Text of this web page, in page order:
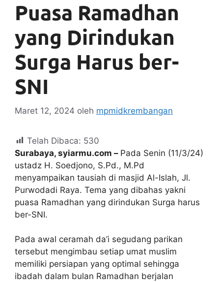
Puasa Ramadhan
yang Dirindukan
Surga Harus ber-
SNI
Maret 12, 2024 oleh mpmidkrembangan
Telah Dibaca: 530
Surabaya, syiarmu.com – Pada Senin (11/3/24)
ustadz H. Soedjono, S.Pd., M.Pd
menyampaikan tausiah di masjid Al-Islah, Jl.
Purwodadi Raya. Tema yang dibahas yakni
puasa Ramadhan yang dirindukan Surga harus
ber-SNI.
Pada awal ceramah da’i segudang parikan
tersebut mengimbau setiap umat muslim
memiliki persiapan yang optimal sehingga
ibadah dalam bulan Ramadhan berjalan